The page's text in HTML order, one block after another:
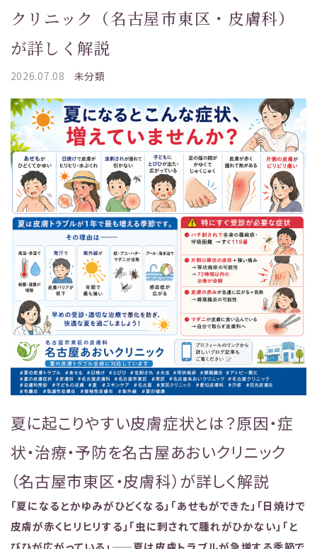
クリニック（名古屋市東区・皮膚科）
が詳しく解説
2026.07.08 未分類
夏に起こりやすい皮膚症状とは？原因・症
状・治療・予防を名古屋あおいクリニック
（名古屋市東区・皮膚科）が詳しく解説
「夏になるとかゆみがひどくなる」「あせもができた」「日焼けで
皮膚が赤くヒリヒリする」「虫に刺されて腫れがひかない」「と